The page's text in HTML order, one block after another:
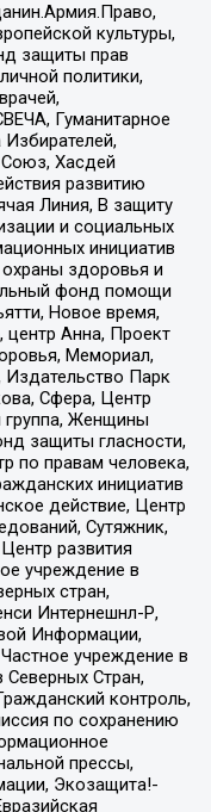
культуры,
защиты прав
политики,
Гуманитарное
Хасдей
развитию
Линия, В защиту
и социальных
инициатив
здоровья и
фонд помощи
Новое время,
центр Анна, Проект
Мемориал,
Парк
Сфера, Центр
группа, Женщины
защиты гласности,
по правам человека,
инициатив
действие, Центр
Сутяжник,
развития
учреждение в
стран,
Интернешнл-Р,
Информации,
учреждение в
Северных Стран,
контроль,
по сохранению
прессы,
Экозащита!-